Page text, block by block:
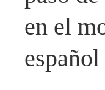
en el
español